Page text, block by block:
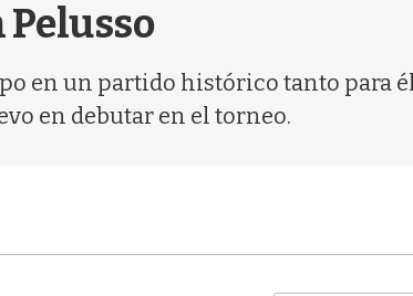
en un partido histórico tanto para
en debutar en el torneo.